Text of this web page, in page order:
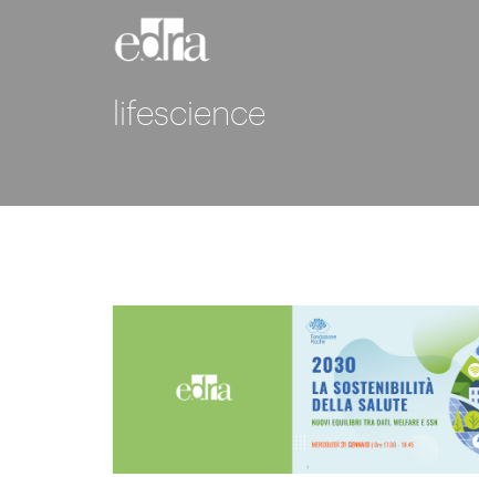
lifescience